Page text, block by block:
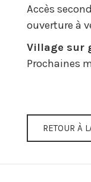
Accès
ouverture à
Village sur
Prochaines
RETOUR À